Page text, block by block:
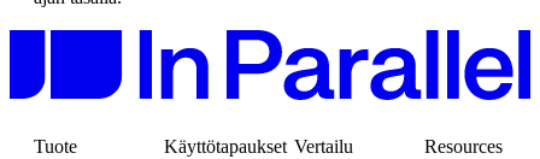
Tuote Käyttötapaukset Vertailu Resources